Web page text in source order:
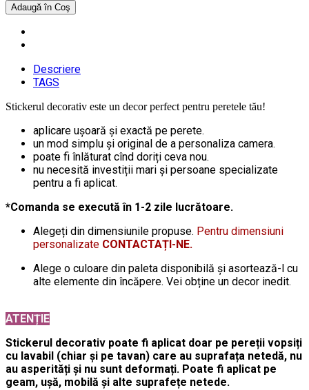
Descriere
TAGS
Stickerul decorativ este un decor perfect pentru peretele tău!
aplicare ușoară și exactă pe perete.
un mod simplu și original de a personaliza camera.
poate fi înlăturat cînd doriți ceva nou.
nu necesită investiții mari și persoane specializate
pentru a fi aplicat.
*Comanda se execută în 1-2 zile lucrătoare.
Alegeți din dimensiunile propuse. Pentru dimensiuni
personalizate CONTACTAȚI-NE.
Alege o culoare din paleta disponibilă și asortează-l cu
alte elemente din încăpere. Vei obține un decor inedit.
ATENȚIE
Stickerul decorativ poate fi aplicat doar pe pereții vopsiți
cu lavabil (chiar și pe tavan) care au suprafața netedă, nu
au asperități și nu sunt deformați. Poate fi aplicat pe
geam, ușă, mobilă și alte suprafețe netede.